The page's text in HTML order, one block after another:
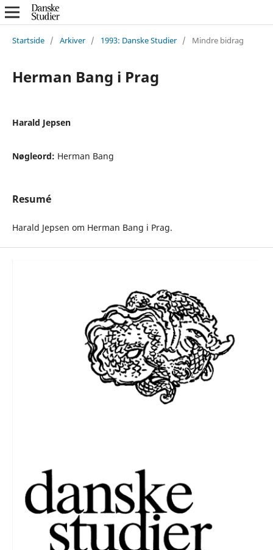
Startside / Arkiver / 1993: Danske Studier / Mindre bidrag
Herman Bang i Prag
Harald Jepsen
Nøgleord: Herman Bang
Resumé
Harald Jepsen om Herman Bang i Prag.